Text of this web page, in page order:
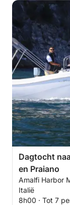
Dagtocht
en Praiano
Amalfi Harbor
Italië
8h00 · Tot 7